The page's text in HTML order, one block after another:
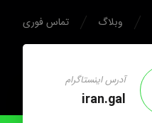
تماس فوری وبلاگ
آدرس اینستاگرام
iran.gal